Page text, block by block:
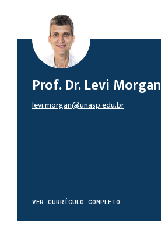
Prof. Dr. Levi Morgan
levi.morgan@unasp.edu.br
VER CURRÍCULO COMPLETO